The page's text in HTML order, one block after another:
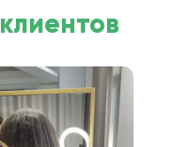
клиентов